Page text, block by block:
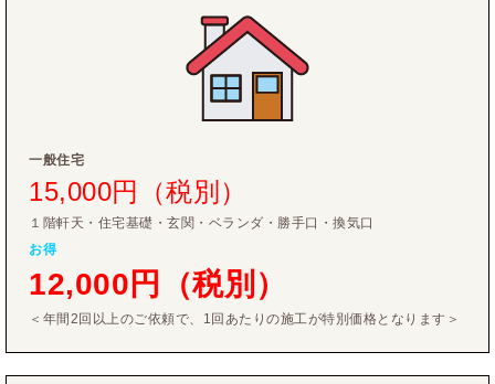
一般住宅
15,000円（税別）
１階軒天・住宅基礎・玄関・ベランダ・勝手口・換気口
お得
12,000円（税別）
＜年間2回以上のご依頼で、1回あたりの施工が特別価格となります＞